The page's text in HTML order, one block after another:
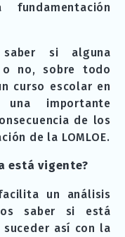
si alguna
o no, sobre todo
curso escolar en
importante
de los
de la LOMLOE.
está vigente?
un análisis
saber si está
así con la